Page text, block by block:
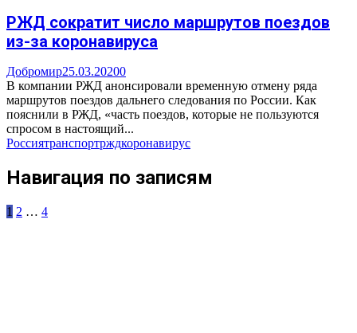
РЖД сократит число маршрутов поездов
из-за коронавируса
Добромир25.03.20200
В компании РЖД анонсировали временную отмену ряда
маршрутов поездов дальнего следования по России. Как
пояснили в РЖД, «часть поездов, которые не пользуются
спросом в настоящий...
Россиятранспортрждкоронавирус
Навигация по записям
1 2 … 4